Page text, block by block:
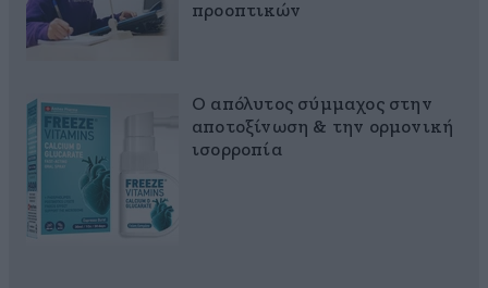
προοπτικών
Ο απόλυτος σύμμαχος στην
αποτοξίνωση & την ορμονική
ισορροπία